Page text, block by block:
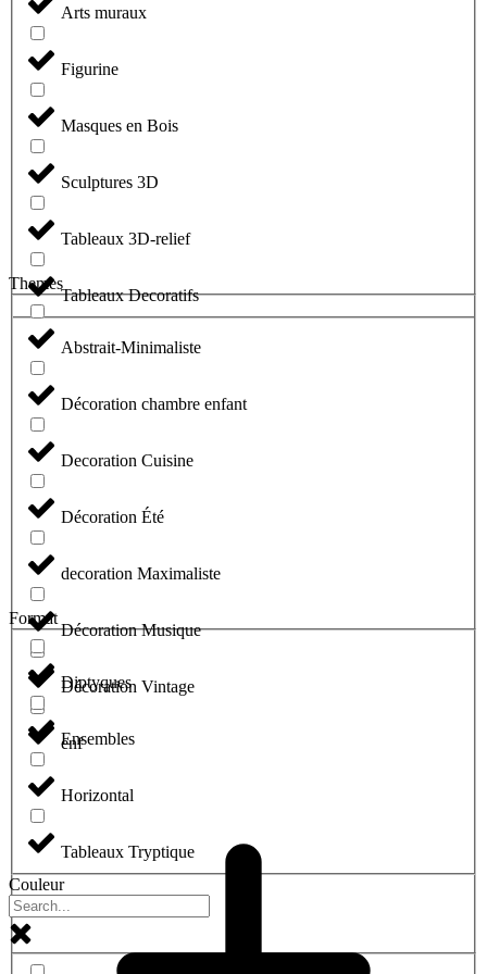
Arts muraux
Figurine
Masques en Bois
Sculptures 3D
Tableaux 3D-relief
Tableaux Decoratifs
Themes
Abstrait-Minimaliste
Décoration chambre enfant
Decoration Cuisine
Décoration Été
decoration Maximaliste
Décoration Musique
Décoration Vintage
enf
Format
Diptyques
Ensembles
Horizontal
Tableaux Tryptique
Couleur